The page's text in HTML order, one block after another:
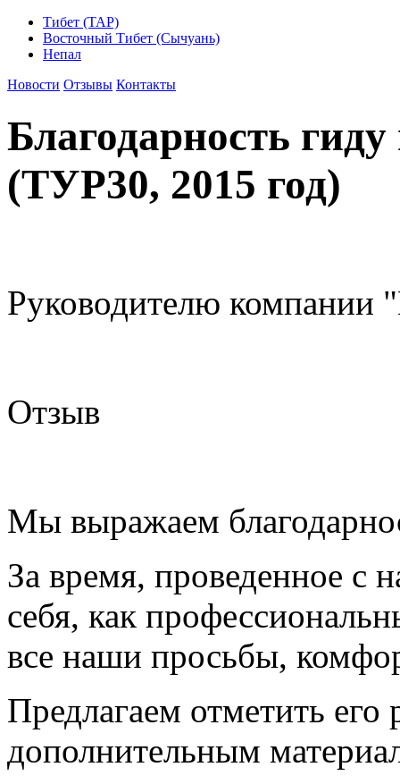
Тибет (ТАР)
Восточный Тибет (Сычуань)
Непал
Новости Отзывы Контакты
Благодарность
(ТУР30, 2015 год)
Руководителю
Отзыв
Мы выражаем
За время, проведенное с
себя, как
все наши просьбы,
Предлагаем отметить
дополнительным